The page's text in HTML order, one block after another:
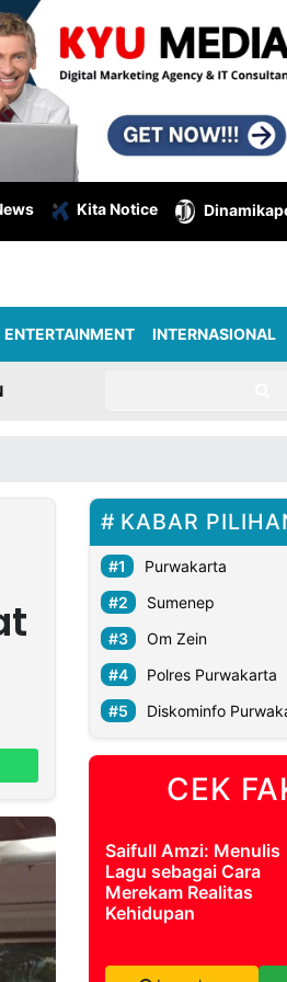
Kita Notice
ENTERTAINMENT INTERNASIONAL
KABAR
Purwakarta
Sumenep
Om Zein
Polres Purwakarta
Diskominfo
CEK
Saifull Amzi: Menulis
Lagu sebagai Cara
Merekam Realitas
Kehidupan